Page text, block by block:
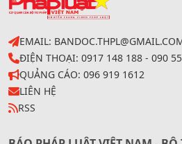
EMAIL:
ĐIỆN THOẠI: 0917 148 188 - 090
QUẢNG CÁO: 096 919 1612
LIÊN HỆ
RSS